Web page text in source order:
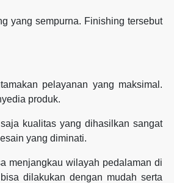
yang sempurna. Finishing tersebut
pelayanan yang maksimal.
produk.
kualitas yang dihasilkan sangat
yang diminati.
menjangkau wilayah pedalaman di
dilakukan dengan mudah serta